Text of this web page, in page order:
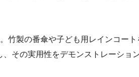
竹製の番傘や子ども用レインコー
その実用性をデモンストレーション